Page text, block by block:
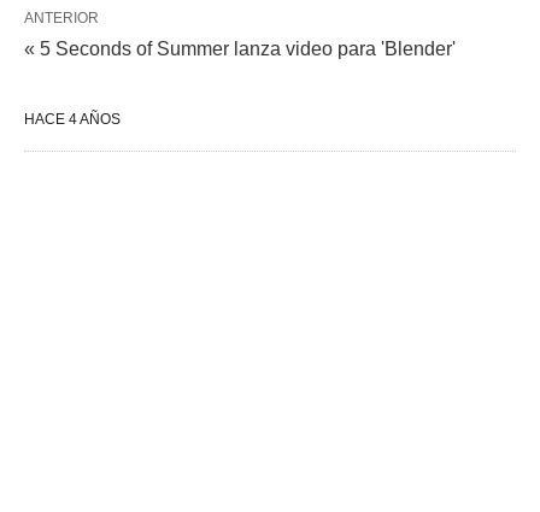
ANTERIOR
« 5 Seconds of Summer lanza video para 'Blender'
HACE 4 AÑOS